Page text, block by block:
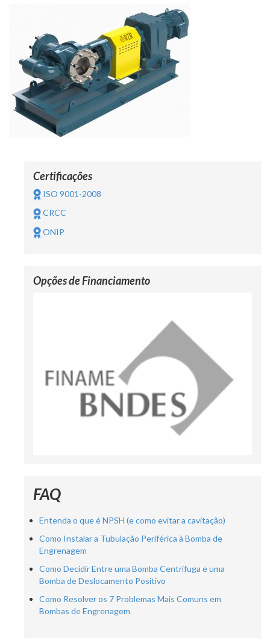
Certificações
ISO 9001-2008
CRCC
ONIP
Opções de Financiamento
FAQ
Entenda o que é NPSH (e como evitar a cavitação)
Como Instalar a Tubulação Periférica à Bomba de
Engrenagem
Como Decidir Entre uma Bomba Centrífuga e uma
Bomba de Deslocamento Positivo
Como Resolver os 7 Problemas Mais Comuns em
Bombas de Engrenagem